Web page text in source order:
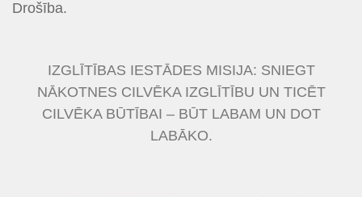
Drošība.
IZGLĪTĪBAS IESTĀDES MISIJA: SNIEGT
NĀKOTNES CILVĒKA IZGLĪTĪBU UN TICĒT
CILVĒKA BŪTĪBAI – BŪT LABAM UN DOT
LABĀKO.